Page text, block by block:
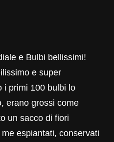
e Bulbi bellissimi!
e super
i primi 100 bulbi lo
erano grossi come
un sacco di fiori
espiantati, conservati